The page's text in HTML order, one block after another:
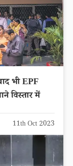
विस्तार में
11th Oct 2023